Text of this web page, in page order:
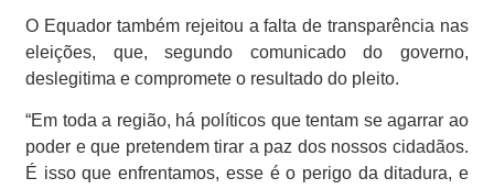
O Equador também rejeitou a falta de transparência nas
eleições, que, segundo comunicado do governo,
deslegitima e compromete o resultado do pleito.
“Em toda a região, há políticos que tentam se agarrar ao
poder e que pretendem tirar a paz dos nossos cidadãos.
É isso que enfrentamos, esse é o perigo da ditadura, e